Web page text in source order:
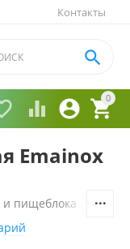
Контакты
0




Emainox
и пищеблока